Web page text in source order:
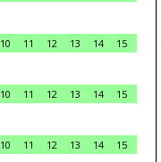
10 11 12 13 14
15
10 11 12 13 14
15
10 11 12 13 14
15